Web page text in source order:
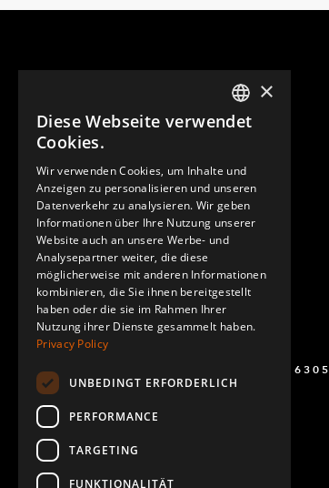
+49 (0) 160 243 6305
ENGLISH
×
Diese Webseite verwendet
Cookies.
Wir verwenden Cookies, um Inhalte und
Anzeigen zu personalisieren und unseren
Datenverkehr zu analysieren. Wir geben
Informationen über Ihre Nutzung unserer
Website auch an unsere Werbe- und
Analysepartner weiter, die diese
möglicherweise mit anderen Informationen
kombinieren, die Sie ihnen bereitgestellt
haben oder die sie im Rahmen Ihrer
Nutzung ihrer Dienste gesammelt haben.
Privacy Policy
UNBEDINGT ERFORDERLICH
PERFORMANCE
TARGETING
FUNKTIONALITÄT